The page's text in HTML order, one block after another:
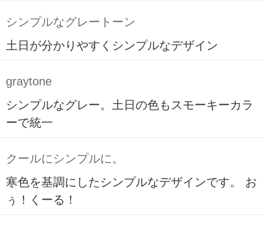
シンプルなグレートーン
土日が分かりやすくシンプルなデザイン
graytone
シンプルなグレー。土日の色もスモーキーカラ
ーで統一
クールにシンプルに。
寒色を基調にしたシンプルなデザインです。 お
ぅ！くーる！